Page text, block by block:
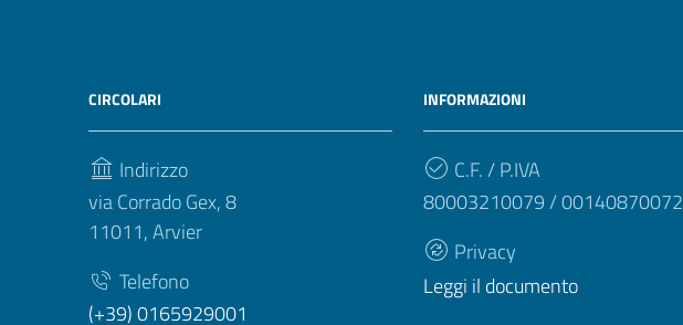
CIRCOLARI
Indirizzo
via Corrado Gex, 8
11011, Arvier
Telefono
(+39) 0165929001
INFORMAZIONI
C.F. / P.IVA
80003210079 / 00140870072
Privacy
Leggi il documento